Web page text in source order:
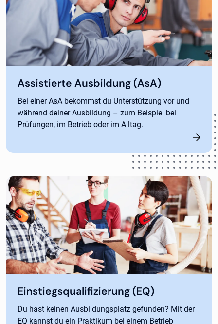
Assistierte Ausbildung (AsA)
Bei einer AsA bekommst du Unterstützung vor und
während deiner Ausbildung – zum Beispiel bei
Prüfungen, im Betrieb oder im Alltag.
Einstiegsqualifizierung (EQ)
Du hast keinen Ausbildungsplatz gefunden? Mit der
EQ kannst du ein Praktikum bei einem Betrieb